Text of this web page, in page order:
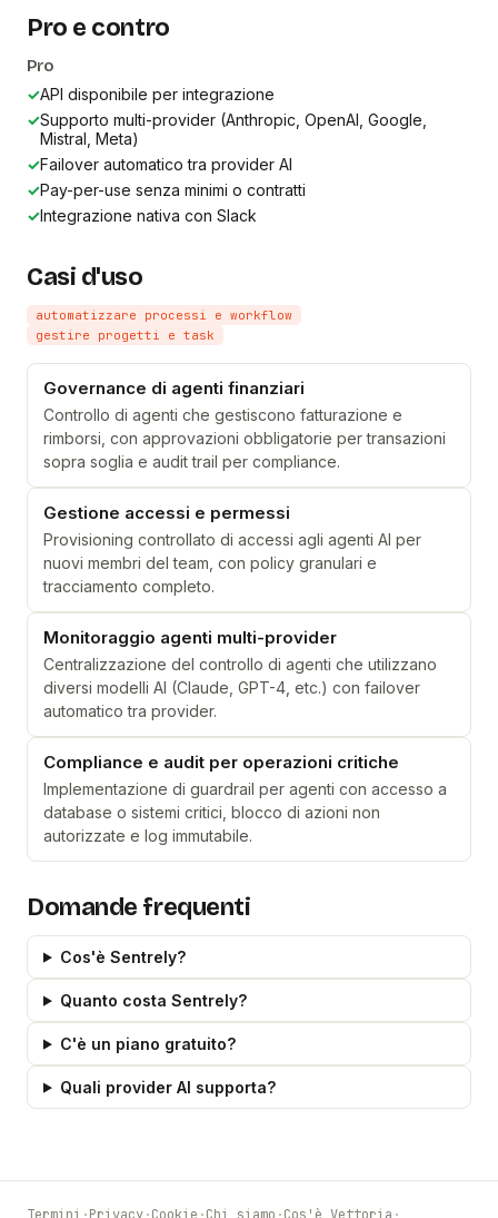
Pro e contro
Pro
✓API disponibile per integrazione
✓Supporto multi-provider (Anthropic, OpenAI, Google,
Mistral, Meta)
✓Failover automatico tra provider AI
✓Pay-per-use senza minimi o contratti
✓Integrazione nativa con Slack
Casi d'uso
automatizzare processi e workflow
gestire progetti e task
Governance di agenti finanziari
Controllo di agenti che gestiscono fatturazione e
rimborsi, con approvazioni obbligatorie per transazioni
sopra soglia e audit trail per compliance.
Gestione accessi e permessi
Provisioning controllato di accessi agli agenti AI per
nuovi membri del team, con policy granulari e
tracciamento completo.
Monitoraggio agenti multi-provider
Centralizzazione del controllo di agenti che utilizzano
diversi modelli AI (Claude, GPT-4, etc.) con failover
automatico tra provider.
Compliance e audit per operazioni critiche
Implementazione di guardrail per agenti con accesso a
database o sistemi critici, blocco di azioni non
autorizzate e log immutabile.
Domande frequenti
Cos'è Sentrely?
Quanto costa Sentrely?
C'è un piano gratuito?
Quali provider AI supporta?
Termini ·Privacy·Cookie ·Chi siamo ·Cos'è Vettoria ·